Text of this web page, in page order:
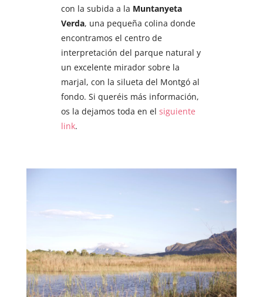
con la subida a la Muntanyeta
Verda, una pequeña colina donde
encontramos el centro de
interpretación del parque natural y
un excelente mirador sobre la
marjal, con la silueta del Montgó al
fondo. Si queréis más información,
os la dejamos toda en el siguiente
link.